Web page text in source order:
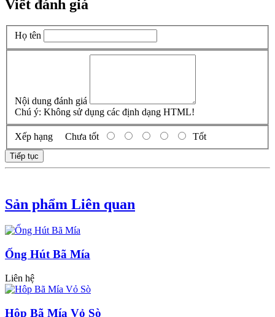
Viết đánh giá
Họ tên
Nội dung đánh giá
Chú ý: Không sử dụng các định dạng HTML!
Xếp hạng Chưa tốt Tốt
Tiếp tục
Sản phẩm Liên quan
Ống Hút Bã Mía
Liên hệ
Hôp Bã Mía Vỏ Sò